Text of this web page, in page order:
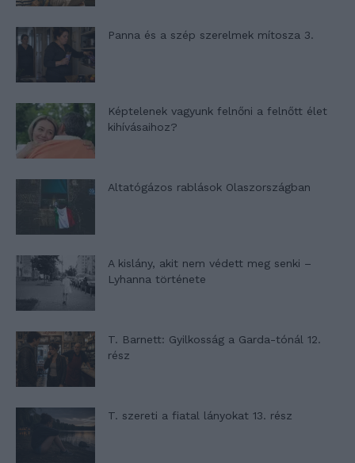
Panna és a szép szerelmek mítosza 3.
Képtelenek vagyunk felnőni a felnőtt élet
kihívásaihoz?
Altatógázos rablások Olaszországban
A kislány, akit nem védett meg senki –
Lyhanna története
T. Barnett: Gyilkosság a Garda-tónál 12.
rész
T. szereti a fiatal lányokat 13. rész